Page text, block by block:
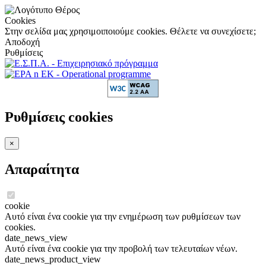
Cookies
Στην σελίδα μας χρησιμοιποιούμε cookies. Θέλετε να συνεχίσετε;
Αποδοχή
Ρυθμίσεις
Ρυθμίσεις cookies
×
Απαραίτητα
cookie
Αυτό είναι ένα cookie για την ενημέρωση των ρυθμίσεων των
cookies.
date_news_view
Αυτό είναι ένα cookie για την προβολή των τελευταίων νέων.
date_news_product_view